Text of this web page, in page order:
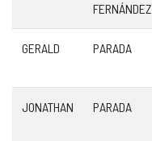
FERNÁNDEZ
GERALD PARADA
JONATHAN PARADA